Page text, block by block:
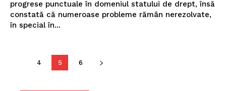
progrese punctuale în domeniul statului de drept, însă
constată că numeroase probleme rămân nerezolvate,
în special în...
4 5 6